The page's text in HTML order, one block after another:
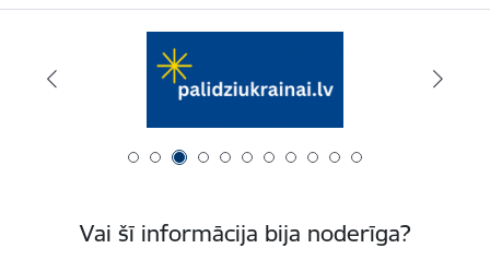
Vai šī informācija bija noderīga?